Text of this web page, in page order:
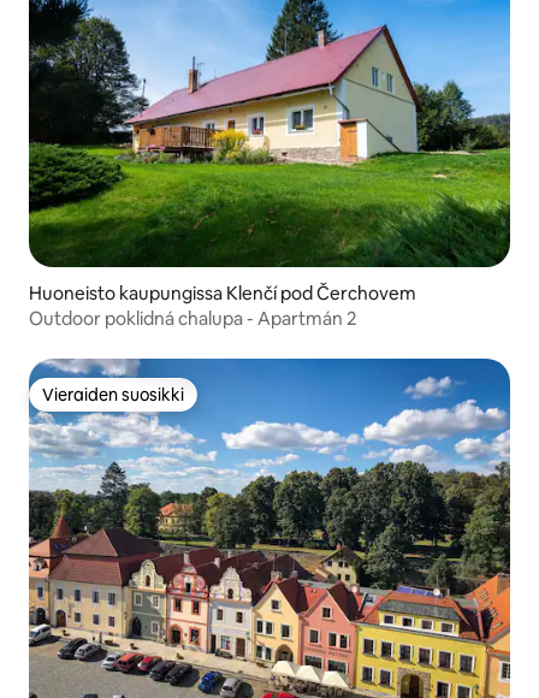
Huoneisto kaupungissa Klenčí pod Čerchovem
Outdoor poklidná chalupa - Apartmán 2
Vieraiden suosikki
Vieraiden suosikki